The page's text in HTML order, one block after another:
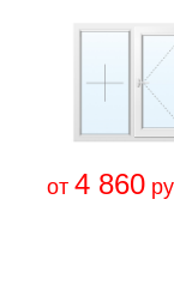
от 4 860